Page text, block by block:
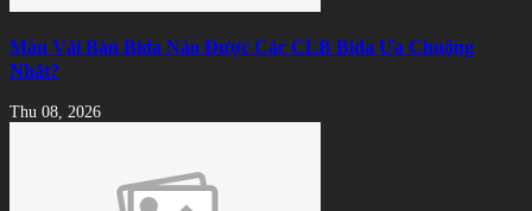
Màu Vải Bàn Bida Nào Được Các CLB Bida Ưa Chuộng
Nhất?
Thu 08, 2026